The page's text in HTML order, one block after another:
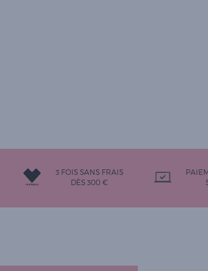
3 FOIS SANS FRAIS
DÈS 300 €